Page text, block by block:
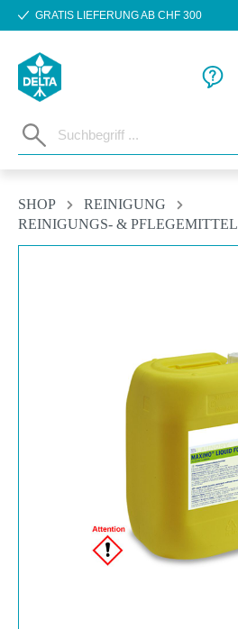
Zum Hauptinhalt springen
GRATIS LIEFERUNG AB CHF 300
SHOP
REINIGUNG
REINIGUNGS- & PFLEGEMITTEL